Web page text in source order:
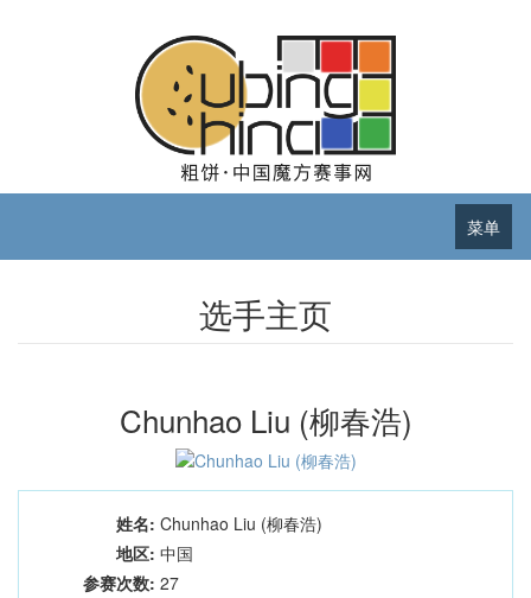
菜单
选手主页
Chunhao Liu (柳春浩)
姓名: Chunhao Liu (柳春浩)
地区: 中国
参赛次数: 27